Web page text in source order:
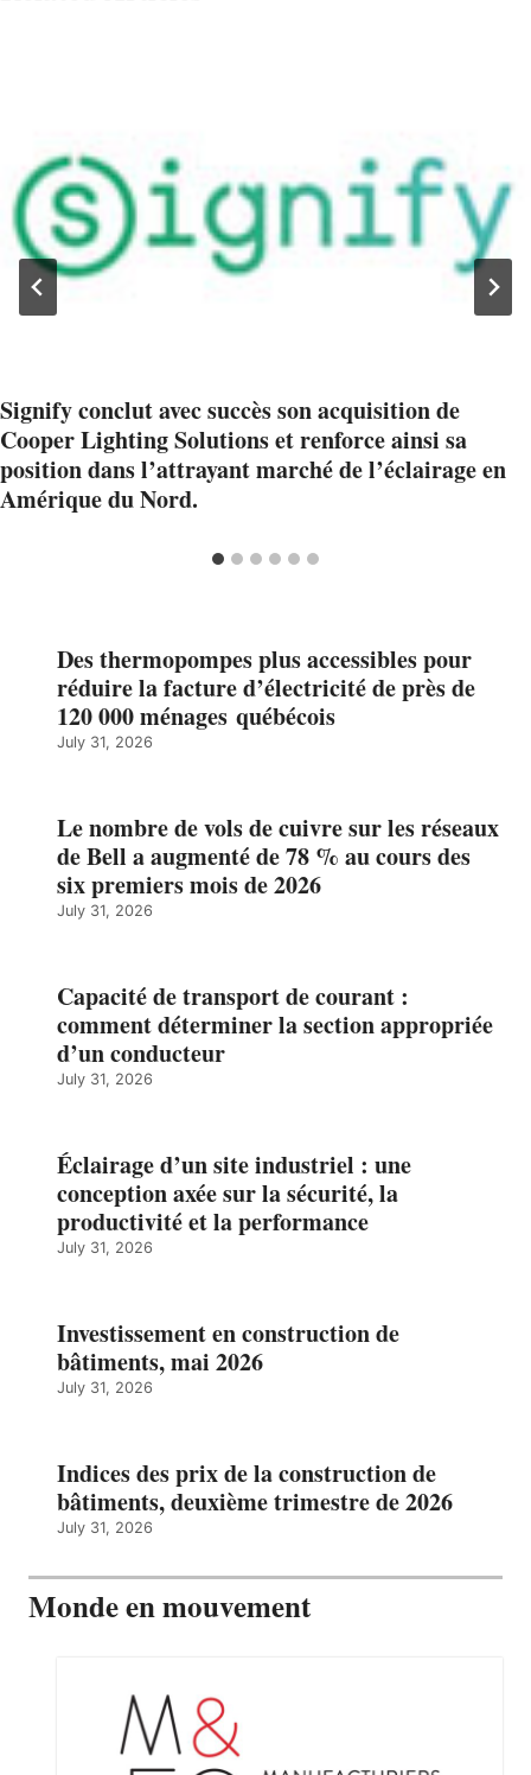
Signify conclut avec succès son acquisition de
Cooper Lighting Solutions et renforce ainsi sa
position dans l’attrayant marché de l’éclairage en
Amérique du Nord.
Des thermopompes plus accessibles pour
réduire la facture d’électricité de près de
120 000 ménages québécois
July 31, 2026
Le nombre de vols de cuivre sur les réseaux
de Bell a augmenté de 78 % au cours des
six premiers mois de 2026
July 31, 2026
Capacité de transport de courant :
comment déterminer la section appropriée
d’un conducteur
July 31, 2026
Éclairage d’un site industriel : une
conception axée sur la sécurité, la
productivité et la performance
July 31, 2026
Investissement en construction de
bâtiments, mai 2026
July 31, 2026
Indices des prix de la construction de
bâtiments, deuxième trimestre de 2026
July 31, 2026
Monde en mouvement